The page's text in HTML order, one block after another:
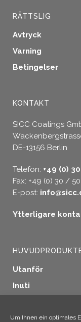
Um Ihnen ein optimales
RÄTTSLIG
Avtryck
Varning
Betingelser
KONTAKT
SICC Coatings
DE-13156 Berlin
Telefon: +49 (0)
Fax: +49 (0) 30 /
E-post:
Ytterligare
Utanför
Inuti
Träskydd